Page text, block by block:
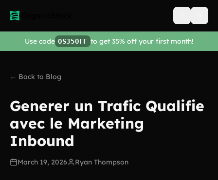
Open
Use code OS35OFF to get 35% off your first month!
← Back to Blog
Generer un Trafic Qualifie
avec le Marketing
Inbound
March 19, 2026 Ryan Thompson